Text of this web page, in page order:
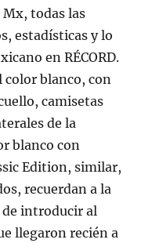
Mx, todas las
estadísticas y lo
en RÉCORD.
color blanco, con
camisetas
de la
blanco con
Edition, similar,
recuerdan a la
de introducir al
llegaron recién a